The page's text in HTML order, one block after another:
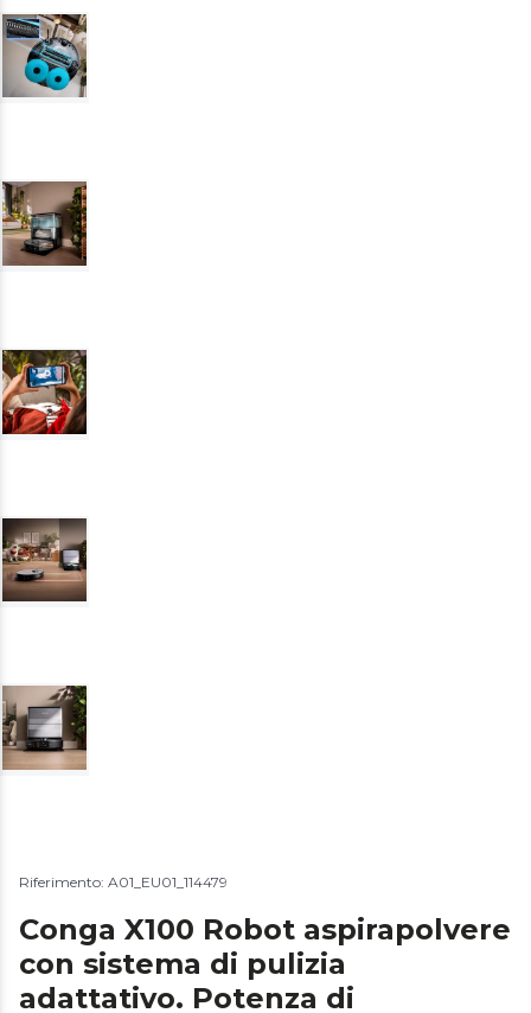
Riferimento: A01_EU01_114479
Conga X100 Robot aspirapolvere
con sistema di pulizia
adattativo. Potenza di